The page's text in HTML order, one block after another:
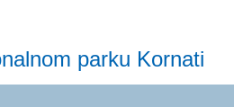
parku Kornati